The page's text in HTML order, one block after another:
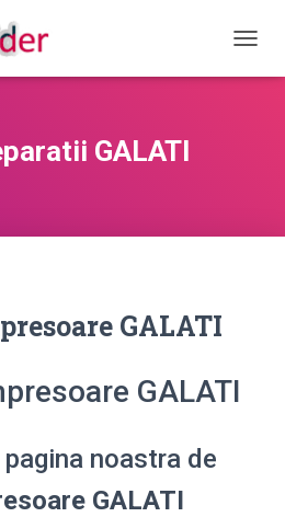
GALATI
GALATI
GALATI
noastra de
GALATI